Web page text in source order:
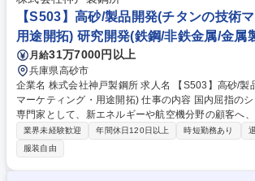
まらない最適な工事提案ができる点が面白みです。 募集職種 【K607】高
砂/施工管理・アフターサービス(非汎用圧縮機)
【S503】高砂/製品開発(チタンの技術
用途開拓) 研究開発(鉄鋼/非鉄金属/金属
月給31万7000円以上
兵庫県高砂市
企業名 株式会社神戸製鋼所 求人名 【S503】高砂/製品開発(チタンの技術
マーケティング・用途開拓) 仕事の内容 国内屈指のシェアを誇るチタンの
専門家として、新エネルギーや航空機分野の顧客へ
や用途開拓をお任せします。技術的知見を活かし、
「商品技術」のポジションです。 営業に同行し、顧客（自動車、プラント
メーカー等）の設計・開発部門からニーズを抽出。
と課題特定（例：熱に弱い、錆びる、重い） (2) 自
業界未経験歓迎 年間休日120日以上 時短勤務あり
服装自由